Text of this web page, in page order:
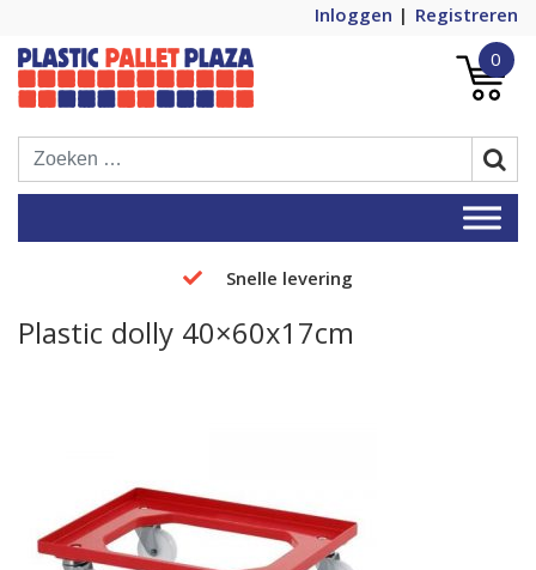
Inloggen
Registreren
Plastic Pallet Plaza
Plastic Pallets Plaza, de nummer 1 in
Europa!
0
Snelle levering
Plastic dolly 40×60x17cm